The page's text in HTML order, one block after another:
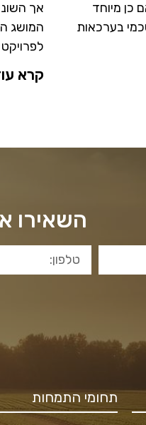
כן מיוחד
בערכאות
אך
המושג
קרא
השאירו
תחומי התמחות